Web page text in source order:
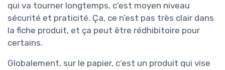
qui va tourner longtemps, c’est moyen niveau
sécurité et praticité. Ça, ce n’est pas très clair dans
la fiche produit, et ça peut être rédhibitoire pour
certains.
Globalement, sur le papier, c’est un produit qui vise